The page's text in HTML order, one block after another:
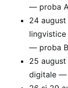
— proba A
24
lingvistice
— proba B
25
digitale —